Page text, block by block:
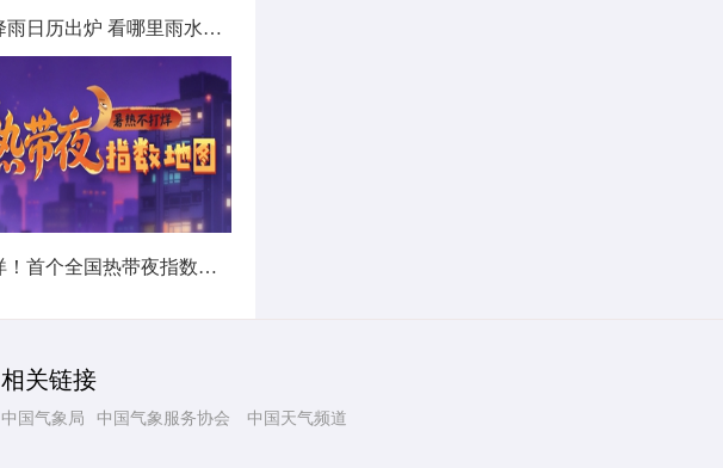
北方城市降雨日历出炉 看哪里雨水超长待机
暑热不打烊！首个全国热带夜指数地图发布
相关链接
中国气象局 中国气象服务协会 中国天气频道